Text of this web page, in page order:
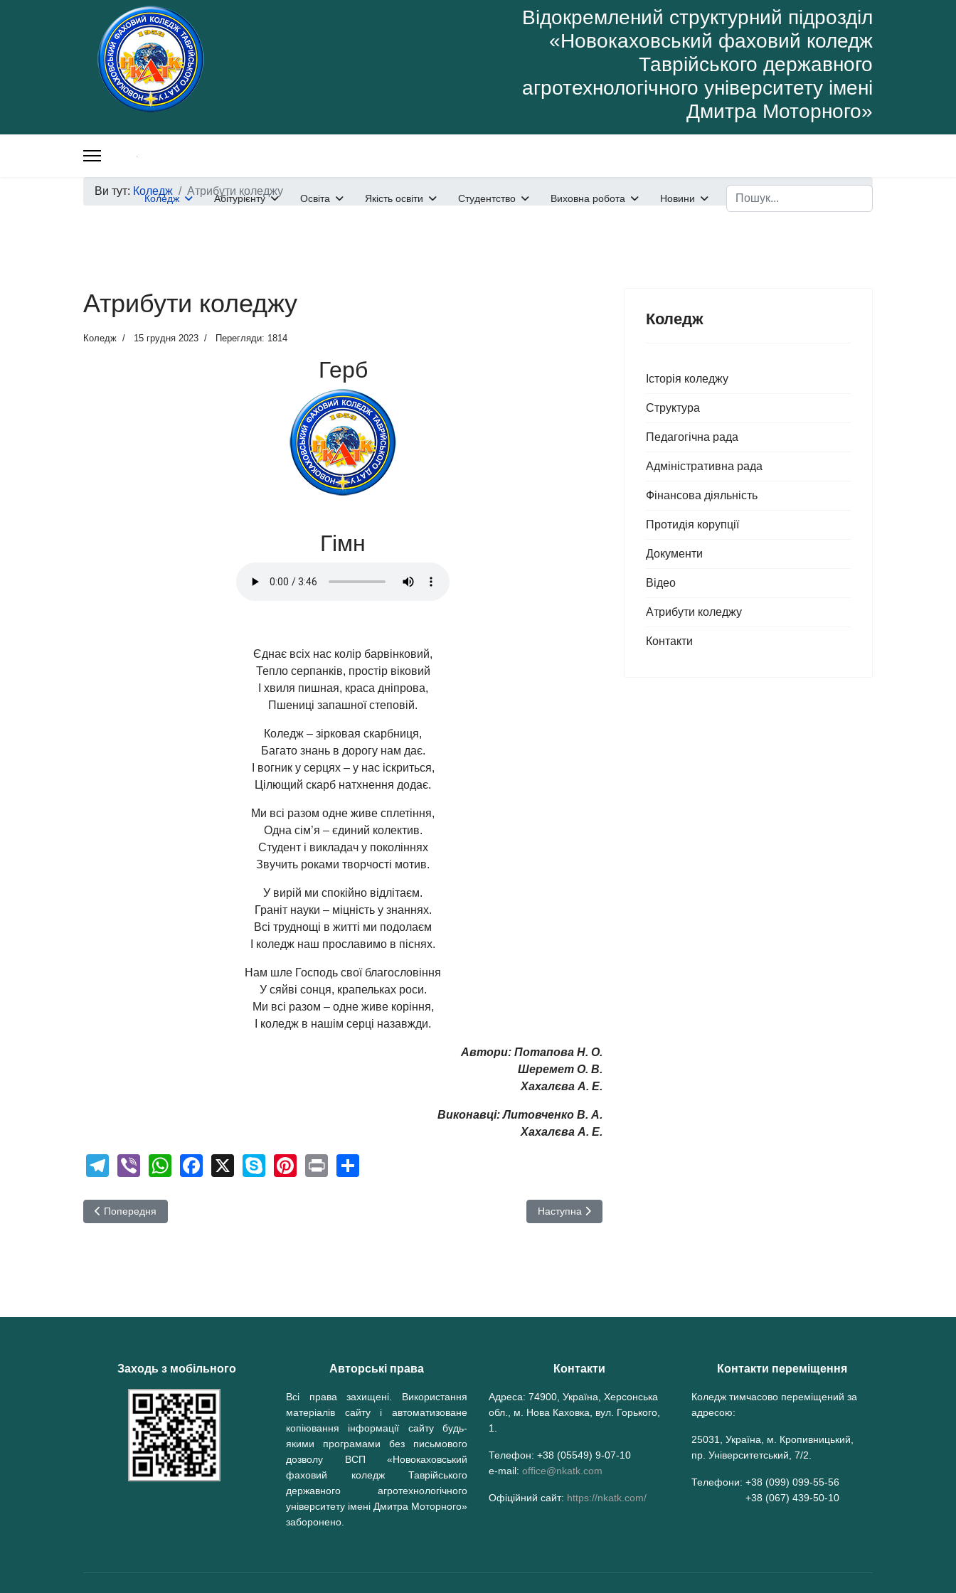
Відокремлений структурний підрозділ
«Новокаховський фаховий коледж
Таврійського державного
агротехнологічного університету імені
Дмитра Моторного»
Коледж Абітурієнту Освіта Якість освіти Студентство Виховна робота Новини Пошук
Ви тут: Коледж Атрибути коледжу
Атрибути коледжу
Коледж 15 грудня 2023 Перегляди: 1814
Герб
Гімн
Єднає всіх нас колір барвінковий,
Тепло серпанків, простір віковий
І хвиля пишная, краса дніпрова,
Пшениці запашної степовій.
Коледж – зірковая скарбниця,
Багато знань в дорогу нам дає.
І вогник у серцях – у нас іскриться,
Цілющий скарб натхнення додає.
Ми всі разом одне живе сплетіння,
Одна сім’я – єдиний колектив.
Студент і викладач у поколіннях
Звучить роками творчості мотив.
У вирій ми спокійно відлітаєм.
Граніт науки – міцність у знаннях.
Всі труднощі в житті ми подолаєм
І коледж наш прославимо в піснях.
Нам шле Господь свої благословіння
У сяйві сонця, крапельках роси.
Ми всі разом – одне живе коріння,
І коледж в нашім серці назавжди.
Автори: Потапова Н. О.
Шеремет О. В.
Хахалєва А. Е.
Виконавці: Литовченко В. А.
Хахалєва А. Е.
Telegram
ViberWhatsApp
Facebook
X SkypePinterest
Print
Попередня стаття: Адміністративна рада
Попередня Наступна стаття: Контакти
Наступна
Коледж
Історія коледжу
Структура
Педагогічна рада
Адміністративна рада
Фінансова діяльність
Протидія корупції
Документи
Відео
Атрибути коледжу
Контакти
Заходь з мобільного Авторські права
Всі права захищені. Використання
матеріалів сайту і автоматизоване
копіювання інформації сайту будь-
якими програмами без письмового
дозволу ВСП «Новокаховський
фаховий коледж Таврійського
державного агротехнологічного
університету імені Дмитра Моторного»
заборонено.
Контакти
Адреса: 74900, Україна, Херсонська
обл., м. Нова Каховка, вул. Горького,
1.
Телефон: +38 (05549) 9-07-10
e-mail: office@nkatk.com
Офіційний сайт: https://nkatk.com/
Контакти переміщення
Коледж тимчасово переміщений за
адресою:
25031, Україна, м. Кропивницький,
пр. Університетський, 7/2.
Телефони: +38 (099) 099-55-56
+38 (067) 439-50-10